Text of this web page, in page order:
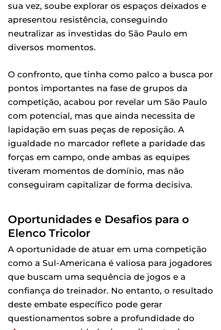
sua vez, soube explorar os espaços deixados e
apresentou resistência, conseguindo
neutralizar as investidas do São Paulo em
diversos momentos.
O confronto, que tinha como palco a busca por
pontos importantes na fase de grupos da
competição, acabou por revelar um São Paulo
com potencial, mas que ainda necessita de
lapidação em suas peças de reposição. A
igualdade no marcador reflete a paridade das
forças em campo, onde ambas as equipes
tiveram momentos de domínio, mas não
conseguiram capitalizar de forma decisiva.
Oportunidades e Desafios para o
Elenco Tricolor
A oportunidade de atuar em uma competição
como a Sul-Americana é valiosa para jogadores
que buscam uma sequência de jogos e a
confiança do treinador. No entanto, o resultado
deste embate específico pode gerar
questionamentos sobre a profundidade do